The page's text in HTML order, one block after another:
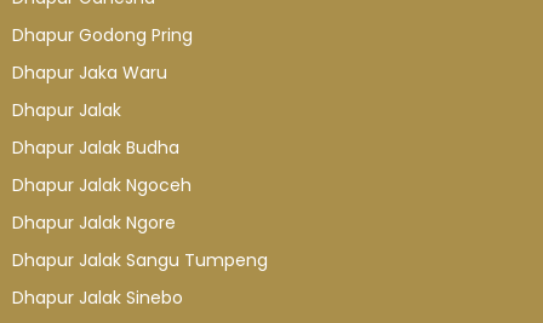
Dhapur Godong Pring
Dhapur Jaka Waru
Dhapur Jalak
Dhapur Jalak Budha
Dhapur Jalak Ngoceh
Dhapur Jalak Ngore
Dhapur Jalak Sangu Tumpeng
Dhapur Jalak Sinebo